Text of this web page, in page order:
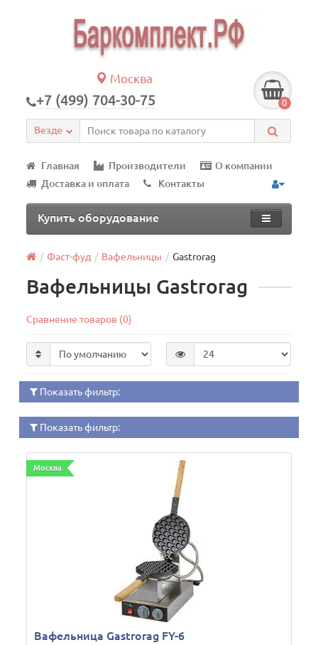
Москва
+7 (499) 704-30-75 0
Везде
Главная Производители
О компании
Доставка и оплата
Контакты
Купить оборудование
Фаст-фуд Вафельницы Gastrorag
Вафельницы Gastrorag
Сравнение товаров (0)
Показать фильтр:
Показать фильтр:
Москва
Вафельница Gastrorag FY-6